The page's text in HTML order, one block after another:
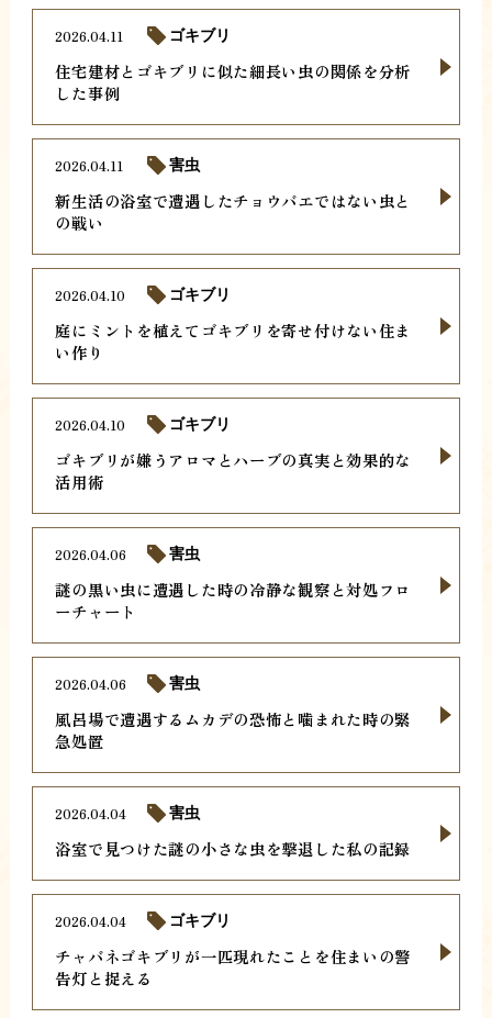
住宅建材とゴキブリに似た細長い虫の関係を分析
した事例
2026.04.11 ゴキブリ
新生活の浴室で遭遇したチョウバエではない虫と
の戦い
2026.04.11 害虫
庭にミントを植えてゴキブリを寄せ付けない住ま
い作り
2026.04.10 ゴキブリ
ゴキブリが嫌うアロマとハーブの真実と効果的な
活用術
2026.04.10 ゴキブリ
謎の黒い虫に遭遇した時の冷静な観察と対処フロ
ーチャート
2026.04.06 害虫
風呂場で遭遇するムカデの恐怖と噛まれた時の緊
急処置
2026.04.06 害虫
浴室で見つけた謎の小さな虫を撃退した私の記録
2026.04.04 害虫
チャバネゴキブリが一匹現れたことを住まいの警
告灯と捉える
2026.04.04 ゴキブリ